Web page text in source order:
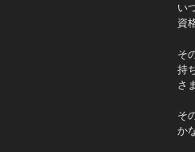
い
資
そ
持
さ
そ
か